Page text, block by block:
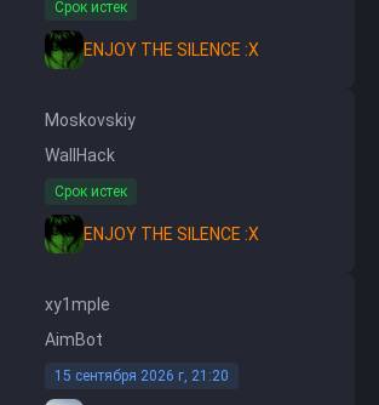
Срок истек
ENJOY THE SILENCE :X
Moskovskiy
WallHack
Срок истек
ENJOY THE SILENCE :X
xy1mple
AimBot
15 сентября 2026 г, 21:20